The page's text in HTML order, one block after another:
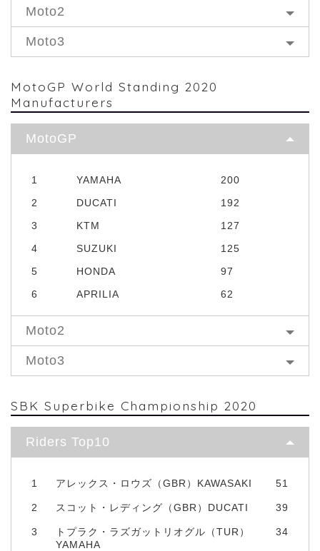
Moto2
Moto3
MotoGP World Standing 2020
Manufacturers
MotoGP
1 YAMAHA
200
2
DUCATI
192
3
KTM
127
4
SUZUKI
125
5
HONDA
97
6
APRILIA 62
Moto2
Moto3
SBK Superbike Championship 2020
Riders Top10
1 アレックス・ロウズ（GBR）KAWASAKI 51
2 スコット・レディング（GBR）DUCATI 39
3
トプラク・ラズガットリオグル（TUR）
YAMAHA
34